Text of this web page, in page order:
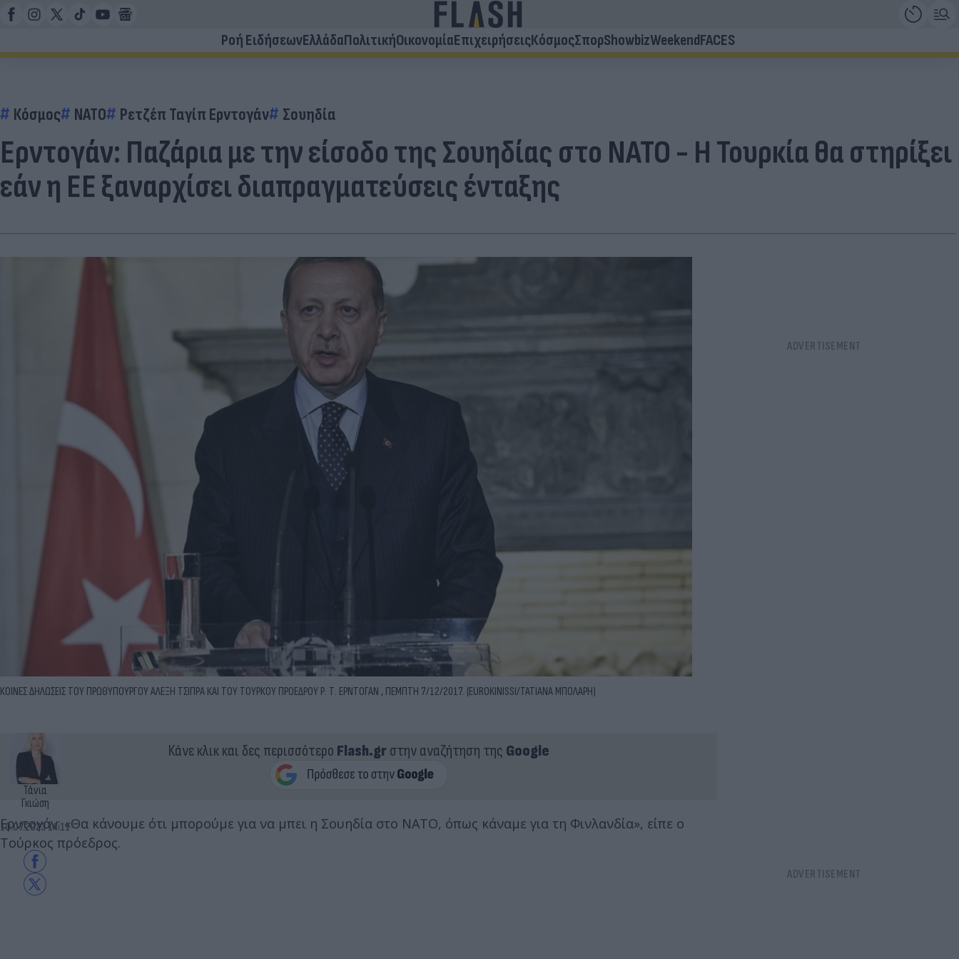
Ροή ΕιδήσεωνΕλλάδαΠολιτικήΟικονομίαΕπιχειρήσειςΚόσμοςΣπορShowbizWeekendFACES
Κόσμος ΝΑΤΟ Ρετζέπ Ταγίπ Ερντογάν Σουηδία
Ερντογάν: Παζάρια με την είσοδο της Σουηδίας στο ΝΑΤΟ - Η Τουρκία θα στηρίξει
εάν η ΕΕ ξαναρχίσει διαπραγματεύσεις ένταξης
ΚΟΙΝΕΣ ΔΗΛΩΣΕΙΣ ΤΟΥ ΠΡΩΘΥΠΟΥΡΓΟΥ ΑΛΕΞΗ ΤΣΙΠΡΑ ΚΑΙ ΤΟΥ ΤΟΥΡΚΟΥ ΠΡΟΕΔΡΟΥ Ρ. Τ. ΕΡΝΤΟΓΑΝ , ΠΕΜΠΤΗ 7/12/2017. (EUROKINISSI/ΤΑΤΙΑΝΑ ΜΠΟΛΑΡΗ)
Τάνια
Γκιώση
10.07.2023 14:11
Κάνε κλικ και δες περισσότερο Flash.grστην αναζήτηση της Google
Ερντογάν: «Θα κάνουμε ότι μπορούμε για να μπει η Σουηδία στο ΝΑΤΟ, όπως κάναμε για τη Φινλανδία», είπε ο
Τούρκος πρόεδρος.